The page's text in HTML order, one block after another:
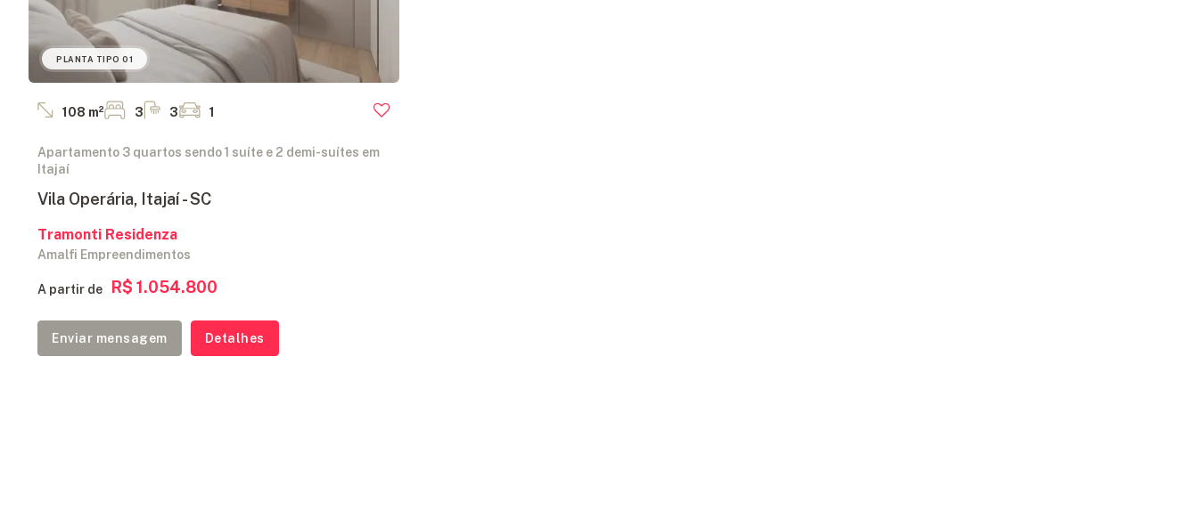
PLANTA TIPO 01
108 m² 3 3 1
Apartamento 3 quartos sendo 1 suíte e 2 demi-suítes em
Itajaí
Vila Operária, Itajaí - SC
Tramonti Residenza
Amalfi Empreendimentos
A partir de R$ 1.054.800
Enviar mensagem Detalhes